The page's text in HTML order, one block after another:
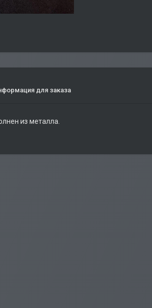
для заказа
из металла.